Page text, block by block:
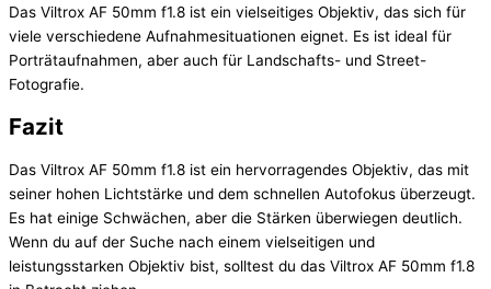
Das Viltrox AF 50mm f1.8 ist ein vielseitiges Objektiv, das sich für
viele verschiedene Aufnahmesituationen eignet. Es ist ideal für
Porträtaufnahmen, aber auch für Landschafts- und Street-
Fotografie.
Fazit
Das Viltrox AF 50mm f1.8 ist ein hervorragendes Objektiv, das mit
seiner hohen Lichtstärke und dem schnellen Autofokus überzeugt.
Es hat einige Schwächen, aber die Stärken überwiegen deutlich.
Wenn du auf der Suche nach einem vielseitigen und
leistungsstarken Objektiv bist, solltest du das Viltrox AF 50mm f1.8